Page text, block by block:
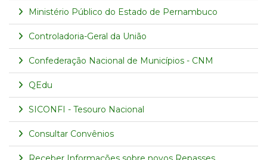
Ministério Público do Estado de Pernambuco
Controladoria-Geral da União
Confederação Nacional de Municípios - CNM
QEdu
SICONFI - Tesouro Nacional
Consultar Convênios